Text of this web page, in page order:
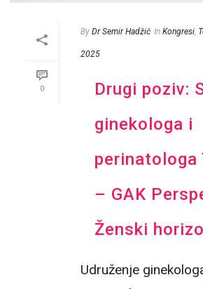
0
By Dr Semir Hadžić In Kongresi,
2025
Drugi poziv:
ginekologa i
perinatologa
– GAK
Ženski
Udruženje